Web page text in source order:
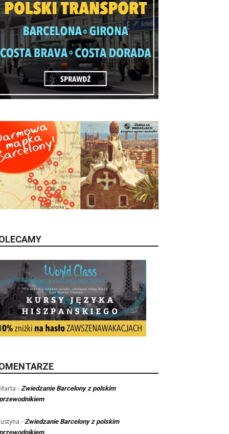
- Zwiedzanie Barcelony z polskim
- Zwiedzanie Barcelony z polskim